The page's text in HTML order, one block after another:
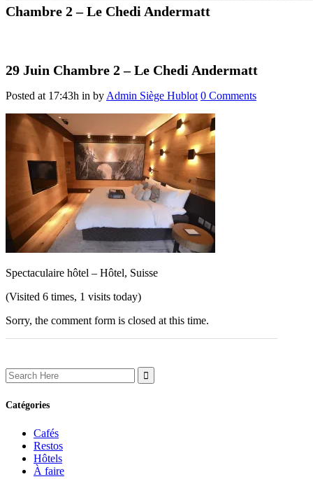
Chambre 2 – Le Chedi Andermatt
29 Juin Chambre 2 – Le Chedi Andermatt
Posted at 17:43h in by Admin Siège Hublot 0 Comments
Spectaculaire hôtel – Hôtel, Suisse
(Visited 6 times, 1 visits today)
Sorry, the comment form is closed at this time.
Search
for:
Catégories
Cafés
Restos
Hôtels
À faire